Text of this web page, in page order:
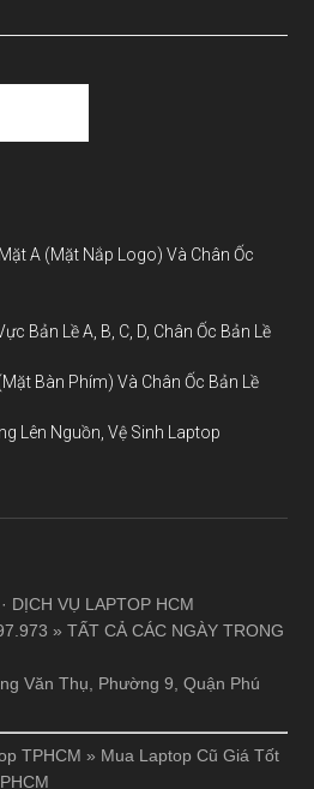
A (Mặt Nắp Logo) Và Chân Ốc
Bản Lề A, B, C, D, Chân Ốc Bản Lề
Bàn Phím) Và Chân Ốc Bản Lề
Lên Nguồn, Vệ Sinh Laptop
DỊCH VỤ LAPTOP HCM
» TẤT CẢ CÁC NGÀY TRONG
Văn Thụ, Phường 9, Quận Phú
TPHCM » Mua Laptop Cũ Giá Tốt